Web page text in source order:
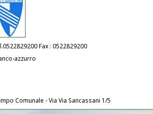
Fax : 0522829200
azzurro
Comunale - Via Via Sancassani 1/5